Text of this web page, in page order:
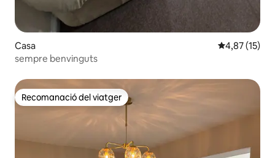
Casa 4,87 de
4,87 (15)
sempre benvinguts
Recomanació del viatger
Recomanació del viatger